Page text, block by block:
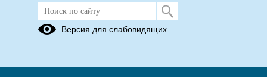
Локальные нормативные акты в
сфере обеспечения
обучащиющихся
Версия для слабовидящих